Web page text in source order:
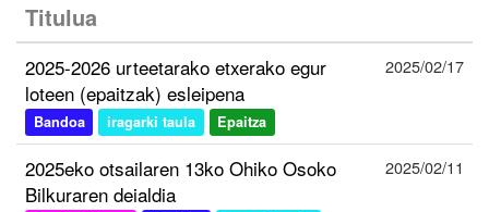
Titulua
2025-2026 urteetarako etxerako egur
loteen (epaitzak) esleipena
Bandoa iragarki taula Epaitza
2025/02/17
2025eko otsailaren 13ko Ohiko Osoko
Bilkuraren deialdia
2025/02/11